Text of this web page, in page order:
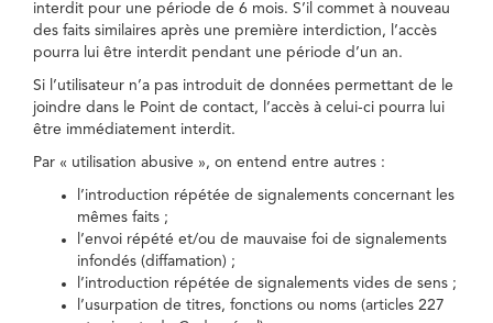
interdit pour une période de 6 mois. S’il commet à nouveau
des faits similaires après une première interdiction, l’accès
pourra lui être interdit pendant une période d’un an.
Si l’utilisateur n’a pas introduit de données permettant de le
joindre dans le Point de contact, l’accès à celui-ci pourra lui
être immédiatement interdit.
Par « utilisation abusive », on entend entre autres :
l’introduction répétée de signalements concernant les
mêmes faits ;
l’envoi répété et/ou de mauvaise foi de signalements
infondés (diffamation) ;
l’introduction répétée de signalements vides de sens ;
l’usurpation de titres, fonctions ou noms (articles 227